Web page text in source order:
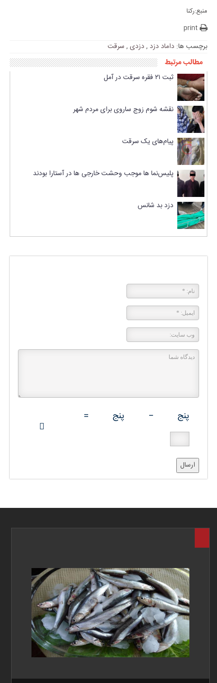
منبع:رکنا
print
برچسب ها: داماد دزد ,دزدی , سرقت
مطالب مرتبط
ثبت ۲۱ فقره سرقت در آمل
نقشه شوم زوج ساروی برای مردم شهر
پیام‌های یک سرقت
پلیس‌نما ها موجب وحشت خارجی ها در آستارا بودند
دزد بد شانس
پنج − پنج =
ارسال